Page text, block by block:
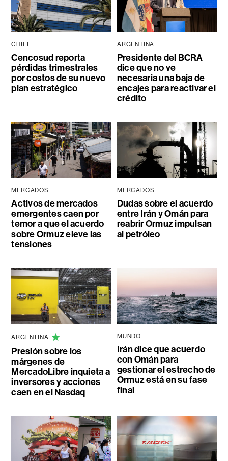
CHILE
Cencosud reporta
pérdidas trimestrales
por costos de su nuevo
plan estratégico
ARGENTINA
Presidente del BCRA
dice que no ve
necesaria una baja de
encajes para reactivar el
crédito
MERCADOS
Activos de mercados
emergentes caen por
temor a que el acuerdo
sobre Ormuz eleve las
tensiones
MERCADOS
Dudas sobre el acuerdo
entre Irán y Omán para
reabrir Ormuz impulsan
al petróleo
ARGENTINA
Presión sobre los
márgenes de
MercadoLibre inquieta a
inversores y acciones
caen en el Nasdaq
MUNDO
Irán dice que acuerdo
con Omán para
gestionar el estrecho de
Ormuz está en su fase
final